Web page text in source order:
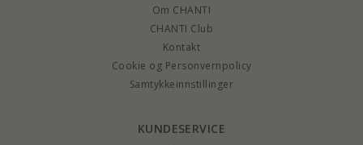
Om CHANTI
CHANTI Club
Kontakt
Cookie og Personvernpolicy
Samtykkeinnstillinger
KUNDESERVICE